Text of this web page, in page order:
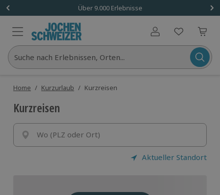
Über 9.000 Erlebnisse
Benutzerkonto
Suche nach Erlebnissen, Orten...
Home / Kurzurlaub / Kurzreisen
Kurzreisen
Wo (PLZ oder Ort)
Aktueller Standort